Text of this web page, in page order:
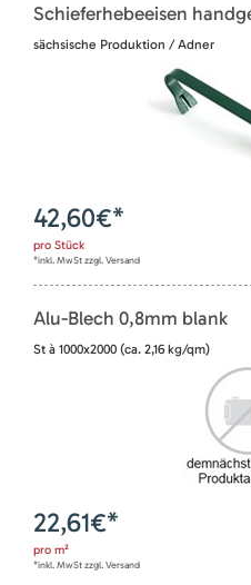
Schieferhebeeisen
sächsische Produktion / Adner
42,60€*
pro Stück
*inkl. MwSt zzgl. Versand
Alu-Blech 0,8mm blank
St à 1000x2000 (ca. 2,16 kg/qm)
22,61€*
pro m²
*inkl. MwSt zzgl. Versand